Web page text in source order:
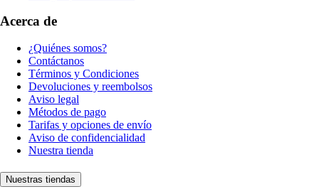
Acerca de
¿Quiénes somos?
Contáctanos
Términos y Condiciones
Devoluciones y reembolsos
Aviso legal
Métodos de pago
Tarifas y opciones de envío
Aviso de confidencialidad
Nuestra tienda
Nuestras tiendas